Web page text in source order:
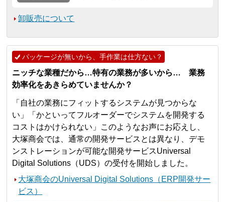
卸販売について
パッケージが無いから、手作業は仕方ない？
ニッチな業種だから…特有の業務が多いから… 業務
効率化をあきらめていませんか？
「自社の業務にフィットするシステムが見つからな
い」「かといってフルオーダーでシステムを開発する
コストはかけられない」このようなお声にお応えし、
大塚商会では、通常の開発サービスとは異なり、デモ
ンストレーションが可能な開発サービスUniversal
Digital Solutions（UDS）の受付を開始しました。
大塚商会のUniversal Digital Solutions（ERP開発サー
ビス）